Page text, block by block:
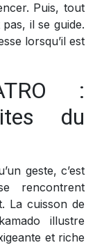
Puis, tout
il se guide.
lorsqu’il est
:
du
geste, c’est
rencontrent
La cuisson de
illustre
et riche